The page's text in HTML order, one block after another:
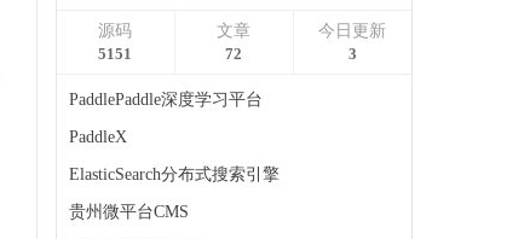
源码
5151
文章
72
今日更新
3
PaddlePaddle深度学习平台
PaddleX
ElasticSearch分布式搜索引擎
贵州微平台CMS